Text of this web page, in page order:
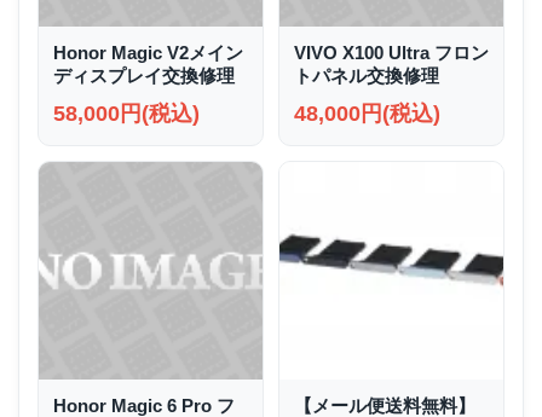
Honor Magic V2メイン
ディスプレイ交換修理
58,000円(税込)
VIVO X100 Ultra フロン
トパネル交換修理
48,000円(税込)
Honor Magic 6 Pro フ
【メール便送料無料】